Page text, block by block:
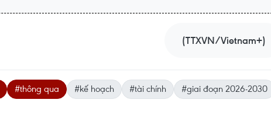
(TTXVN/Vietnam+)
#thông qua #kế hoạch #tài chính
#giai đoạn 2026-2030